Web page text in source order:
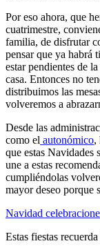
Por eso ahora, que
cuatrimestre,
familia, de disfrutar
pensar que ya habrá
estar pendientes de
casa. Entonces no
distribuimos las
volveremos a
Desde las
como el autonómico,
que estas Navidades
une a estas
cumpliéndolas
mayor deseo porque
Navidad
Estas fiestas